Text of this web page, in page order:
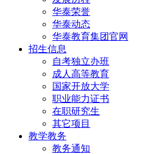
华泰荣誉
华泰动态
华泰教育集团官网
招生信息
自考独立办班
成人高等教育
国家开放大学
职业能力证书
在职研究生
其它项目
教学教务
教务通知